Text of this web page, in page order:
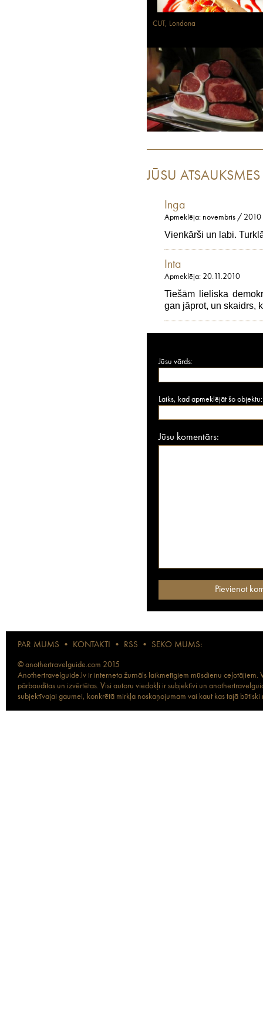
CUT, Londona
JŪSU ATSAUKSMES
Inga
Apmeklēja: novembris / 2010
Vienkārši un labi.
Inta
Apmeklēja: 20.11.2010
Tiešām lieliska
gan jāprot, un skaidrs,
Jūsu vārds:
Laiks, kad apmeklējāt šo objektu:
Jūsu komentārs:
PAR MUMS • KONTAKTI • RSS • SEKO MUMS:
© anothertravelguide.com 2015
Anothertravelguide.lv ir interneta žurnāls laikmetīgiem mūsdienu
pārbaudītas un izvērtētas. Visi autoru viedokļi ir subjektīvi un
subjektīvajai gaumei, konkrētā mirkļa noskaņojumam vai kaut kas tajā